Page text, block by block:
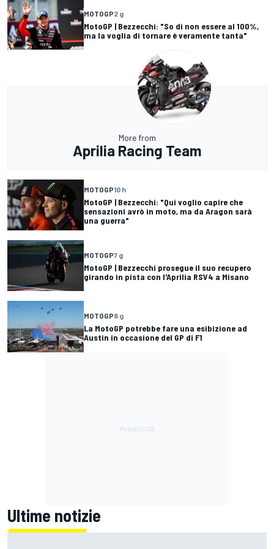
MOTOGP2 g
MotoGP | Bezzecchi: "So di non essere al 100%,
ma la voglia di tornare è veramente tanta"
More from
Aprilia Racing Team
MOTOGP10 h
MotoGP | Bezzecchi: "Qui voglio capire che
sensazioni avrò in moto, ma da Aragon sarà
una guerra"
MOTOGP7 g
MotoGP | Bezzecchi prosegue il suo recupero
girando in pista con l'Aprilia RSV4 a Misano
MOTOGP8 g
La MotoGP potrebbe fare una esibizione ad
Austin in occasione del GP di F1
Ultime notizie